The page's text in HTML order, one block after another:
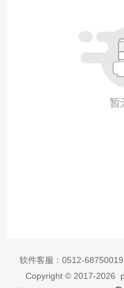
软件客服： 0512-68750019
Copyright © 2017-2026